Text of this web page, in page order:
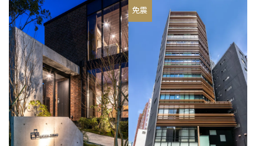
免震